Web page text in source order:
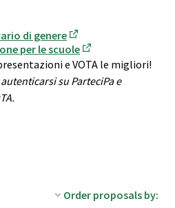
in new tab)
in new tab)
di genere
(Opens in new tab)
per le scuole
(Opens in new tab)
e VOTA le migliori!
su ParteciPa e
Order proposals by: